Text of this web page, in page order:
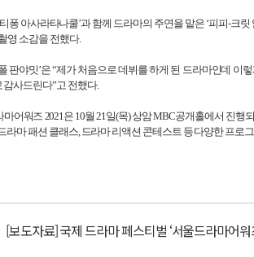
퐁 아사라타나쿨’과 함께 드라마의 주연을 맡은 ‘피피-크릿
영 소감을 전했다.
판야밋’은 “제가 처음으로 데뷔를 하게 된 드라마인데 이
감사드린다”고 전했다.
마어워즈 2021은 10월 21일(목)상암MBC공개홀에서 진행
라마 패션 클래스,드라마 리액션 콘테스트 등 다양한 프로
[보도자료] 국제 드라마 페스티벌 ‘서울드라마어